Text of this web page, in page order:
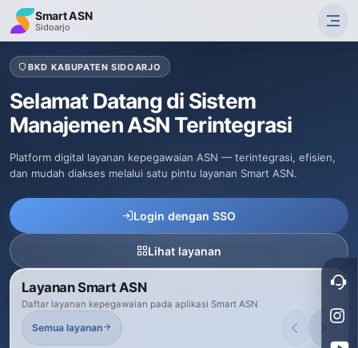
Smart ASN
Sidoarjo
BKD KABUPATEN SIDOARJO
Selamat Datang di Sistem
Manajemen ASN Terintegrasi
Platform digital layanan kepegawaian ASN — terintegrasi, efisien,
dan mudah diakses melalui satu pintu layanan Smart ASN.
Login dengan SSO
Lihat layanan
Layanan Smart ASN
Daftar layanan kepegawaian pada aplikasi Smart ASN
Semua layanan